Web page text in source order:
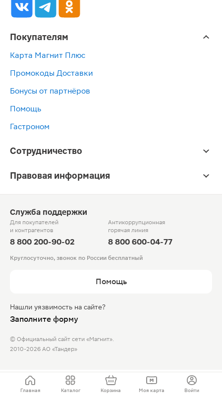
Покупателям
Карта Магнит Плюс
Промокоды Доставки
Бонусы от партнёров
Помощь
Гастроном
Сотрудничество
Правовая информация
Служба поддержки
Для покупателей
и контрагентов
8 800 200-90-02
Антикоррупционная
горячая линия
8 800 600-04-77
Круглосуточно, звонок по России бесплатный
Помощь
Нашли уязвимость на сайте?
Заполните форму
© Официальный сайт сети «Магнит».
2010-2026 АО «Тандер»
Главная Каталог Корзина Моя карта Войти